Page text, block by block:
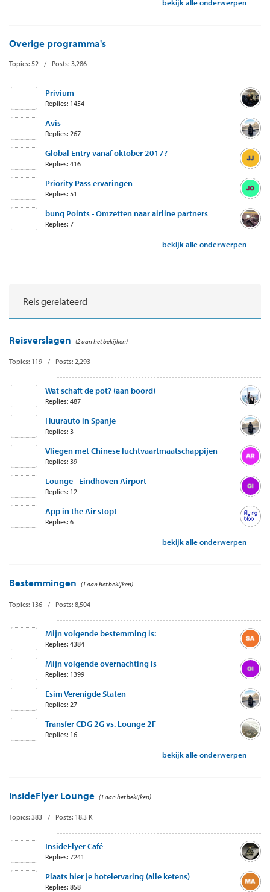
bekijk alle onderwerpen
Overige programma's
Topics: 52 / Posts: 3,286
Privium
Replies: 1454
Avis
Replies: 267
Global Entry vanaf oktober 2017?
Replies: 416
Priority Pass ervaringen
Replies: 51
bunq Points - Omzetten naar airline partners
Replies: 7
bekijk alle onderwerpen
Reis gerelateerd
Reisverslagen (2 aan het bekijken)
Topics: 119 / Posts: 2,293
Wat schaft de pot? (aan boord)
Replies: 487
Huurauto in Spanje
Replies: 3
Vliegen met Chinese luchtvaartmaatschappijen
Replies: 39
Lounge - Eindhoven Airport
Replies: 12
App in the Air stopt
Replies: 6
bekijk alle onderwerpen
Bestemmingen (1 aan het bekijken)
Topics: 136 / Posts: 8,504
Mijn volgende bestemming is:
Replies: 4384
Mijn volgende overnachting is
Replies: 1399
Esim Verenigde Staten
Replies: 27
Transfer CDG 2G vs. Lounge 2F
Replies: 16
bekijk alle onderwerpen
InsideFlyer Lounge (1 aan het bekijken)
Topics: 383 / Posts: 18.3 K
InsideFlyer Café
Replies: 7241
Plaats hier je hotelervaring (alle ketens)
Replies: 858